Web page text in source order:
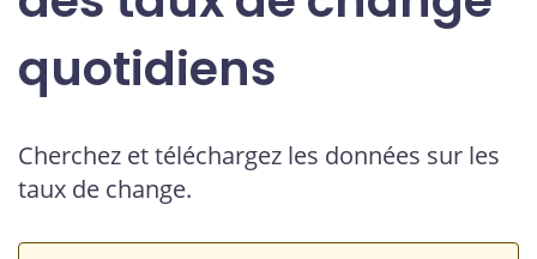
quotidiens
Cherchez et téléchargez les données sur les
taux de change.